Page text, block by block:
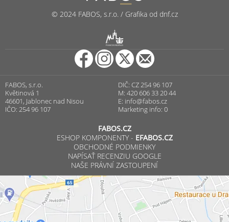
© 2024 FABOS, s.r.o. / Grafika od dnf.cz
PUNCOVNÍ ÚŘAD
FABOS, s.r.o.
Květinová 1
46601, Jablonec nad Nisou
IČO: 254 96 107
DIČ: CZ 254 96 107
M: 420 606 33 20 44
E: info@fabos.cz
Marketing info: 0
FABOS.CZ
ESHOP KOMPONENTY - EFABOS.CZ
OBCHODNÉ PODMIENKY
NAPÍSAŤ RECENZIU GOOGLE
NAŠE PRÁVNÍ ZASTOUPENÍ